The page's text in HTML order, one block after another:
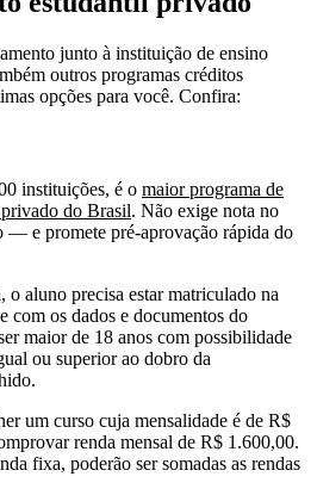
junto à instituição de ensino
outros programas créditos
opções para você. Confira:
instituições, é o maior programa de
do Brasil. Não exige nota no
— e promete pré-aprovação rápida do
o aluno precisa estar matriculado na
com os dados e documentos do
maior de 18 anos com possibilidade
ou superior ao dobro da
um curso cuja mensalidade é de R$
renda mensal de R$ 1.600,00.
fixa, poderão ser somadas as rendas